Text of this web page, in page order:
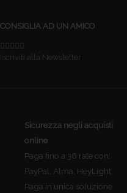
CONSIGLIA AD UN AMICO
Iscriviti alla Newsletter
Sicurezza negli acquisti
online
Paga fino a 36 rate con:
PayPal, Alma, HeyLight.
Paga in unica soluzione